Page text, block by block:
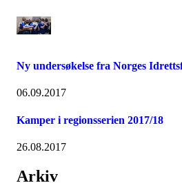
Ny undersøkelse fra Norges
06.09.2017
Kamper i regionsserien 2017/18
26.08.2017
Arkiv